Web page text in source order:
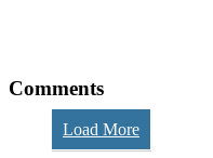
Comments
Load More